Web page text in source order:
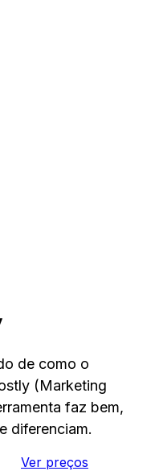
de como o
(Marketing
faz bem,
diferenciam.
Ver preços